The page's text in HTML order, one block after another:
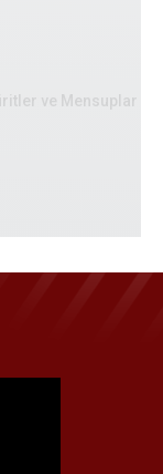
ve Mensuplar